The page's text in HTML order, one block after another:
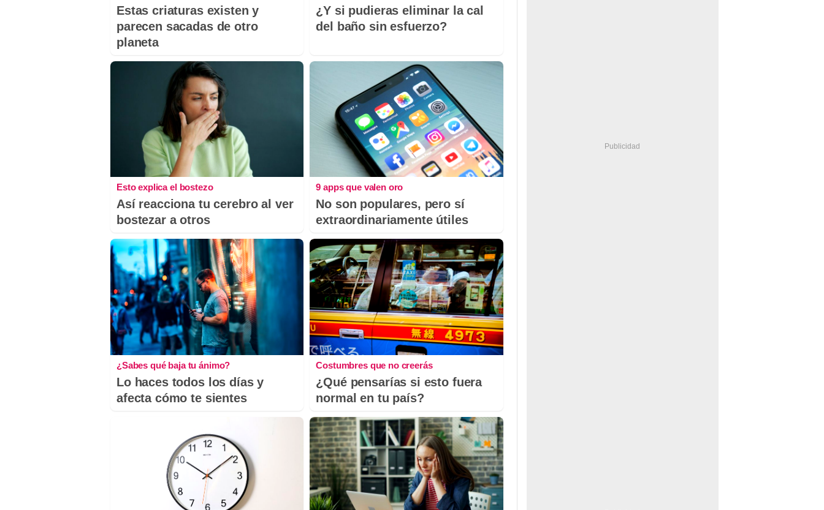
Estas criaturas existen y
parecen sacadas de otro
planeta
¿Y si pudieras eliminar la cal
del baño sin esfuerzo?
Esto explica el bostezo
Así reacciona tu cerebro al ver
bostezar a otros
9 apps que valen oro
No son populares, pero sí
extraordinariamente útiles
¿Sabes qué baja tu ánimo?
Lo haces todos los días y
afecta cómo te sientes
Costumbres que no creerás
¿Qué pensarías si esto fuera
normal en tu país?